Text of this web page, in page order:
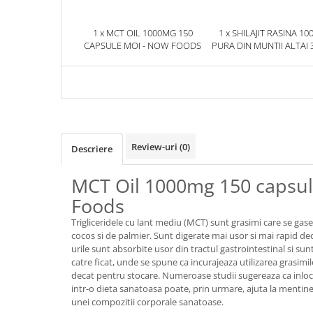
1 x MCT OIL 1000MG 150
CAPSULE MOI - NOW FOODS
1 x SHILAJIT RASINA
PURA DIN MUNTII ALTAI
Descriere Review-uri (0)
MCT Oil 1000mg 150
Foods
Trigliceridele cu lant mediu (MCT) sunt grasimi care se
cocos si de palmier. Sunt digerate mai usor si mai rapid
urile sunt absorbite usor din tractul gastrointestinal si
catre ficat, unde se spune ca incurajeaza utilizarea
decat pentru stocare. Numeroase studii sugereaza ca
intr-o dieta sanatoasa poate, prin urmare, ajuta la
unei compozitii corporale sanatoase.